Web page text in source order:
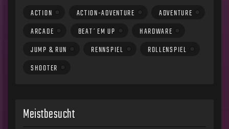
ACTION ACTION-ADVENTURE
ADVENTURE
ARCADE
BEAT´EM UP
HARDWARE
JUMP & RUN
RENNSPIEL
ROLLENSPIEL
SHOOTER
Meistbesucht